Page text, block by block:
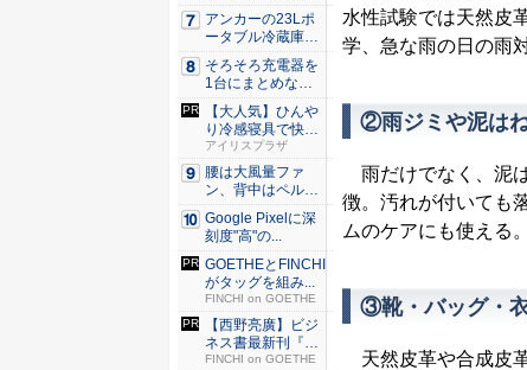
水性試験では天然皮
学、急な雨の日の雨
②雨ジミや泥は
雨だけでなく、泥
徴。汚れが付いても
ムのケアにも使える。
③靴・バッグ・
天然皮革や合成皮
アンカーの23Lポ
ータブル冷蔵庫が
Ama...
そろそろ充電器を
1台にまとめな
い？ An...
【大人気】ひんや
り冷感寝具で快適
な睡眠を...
アイリスプラザ
腰は大風量ファ
ン、背中はペルチ
ェ冷却。ダ...
Google Pixelに深
刻度"高"の...
GOETHEとFINCHI
がタッグを組み...
FINCHI on GOETHE
【西野亮廣】ビジ
ネス書最新刊『北
極星 僕...
FINCHI on GOETHE